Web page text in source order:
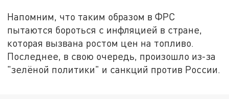
Напомним, что таким образом в ФРС
пытаются бороться с инфляцией в стране,
которая вызвана ростом цен на топливо.
Последнее, в свою очередь, произошло из-за
"зелёной политики" и санкций против России.